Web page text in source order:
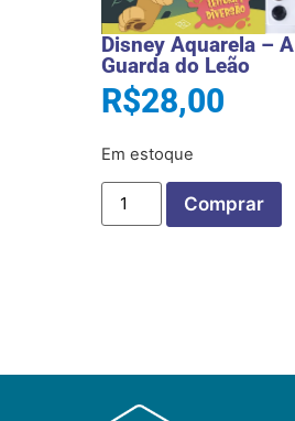
Disney Aquarela – A
Guarda do Leão
R$28,00
Em estoque
Comprar